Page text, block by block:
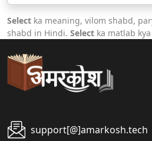
Select ka meaning, vilom shabd,
shabd in Hindi. Select ka matlab
support[@]amarkosh.tech